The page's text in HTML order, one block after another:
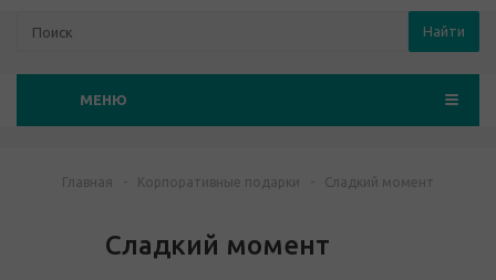
Найти
МЕНЮ
Главная - Корпоративные подарки - Сладкий момент
Сладкий момент